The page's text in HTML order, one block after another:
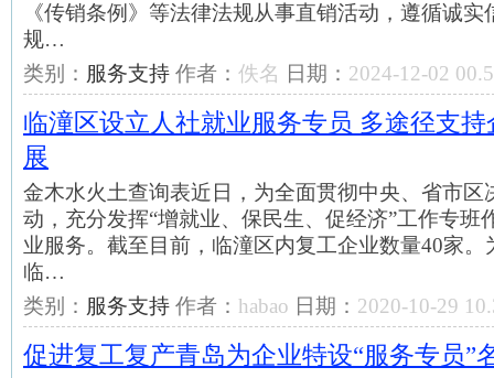
《传销条例》等法律法规从事直销活动，遵循诚
规…
类别： 服务支持 作者： 佚名 日期： 2024-12-02
临潼区设立人社就业服务专员 多途径支
展
金木水火土查询表近日，为全面贯彻中央、省市区
动，充分发挥“增就业、保民生、促经济”工作专班
业服务。截至目前，临潼区内复工企业数量40家
临…
类别： 服务支持 作者： habao 日期： 2020-10-29
促进复工复产青岛为企业特设“服务专员”